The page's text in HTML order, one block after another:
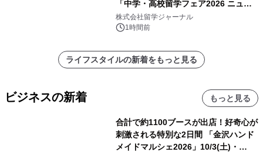
「中学・高校留学フェア2026 ニュー
ジーランド＆オーストラリア」を
9/12(土)に開催
株式会社留学ジャーナル
1時間前
ライフスタイルの新着をもっと見る
ビジネスの新着 もっと見る
合計で約1100ブースが出店！好奇心が
刺激される特別な2日間 「金沢ハンド
メイドマルシェ2026」10/3(土)・